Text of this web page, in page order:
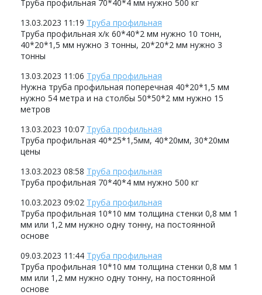
Труба профильная 70*40*4 мм нужно 500 кг
13.03.2023 11:19 Труба профильная
Труба профильная х/к 60*40*2 мм нужно 10 тонн,
40*20*1,5 мм нужно 3 тонны, 20*20*2 мм нужно 3
тонны
13.03.2023 11:06 Труба профильная
Нужна труба профильная поперечная 40*20*1,5 мм
нужно 54 метра и на столбы 50*50*2 мм нужно 15
метров
13.03.2023 10:07 Труба профильная
Труба профильная 40*25*1,5мм, 40*20мм, 30*20мм
цены
13.03.2023 08:58 Труба профильная
Труба профильная 70*40*4 мм нужно 500 кг
10.03.2023 09:02 Труба профильная
Труба профильная 10*10 мм толщина стенки 0,8 мм 1
мм или 1,2 мм нужно одну тонну, на постоянной
основе
09.03.2023 11:44 Труба профильная
Труба профильная 10*10 мм толщина стенки 0,8 мм 1
мм или 1,2 мм нужно одну тонну, на постоянной
основе